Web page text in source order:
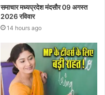
समाचार मध्यप्रदेश मंदसौर 09 अगस्त
2026 रविवार
14 hours ago